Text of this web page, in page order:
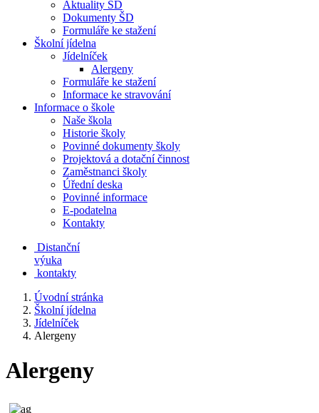
Aktuality ŠD
Dokumenty ŠD
Formuláře ke stažení
Školní jídelna
Jídelníček
Alergeny
Formuláře ke stažení
Informace ke stravování
Informace o škole
Naše škola
Historie školy
Povinné dokumenty školy
Projektová a dotační činnost
Zaměstnanci školy
Úřední deska
Povinné informace
E-podatelna
Kontakty
Distanční
výuka
kontakty
Úvodní stránka
Školní jídelna
Jídelníček
Alergeny
Alergeny